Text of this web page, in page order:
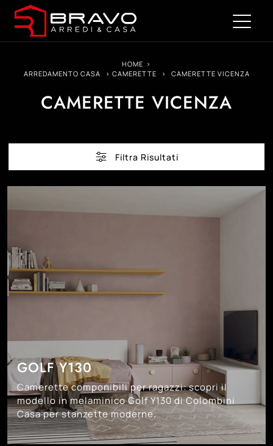
HOME >
ARREDAMENTO CASA
> CAMERETTE > CAMERETTE VICENZA
CAMERETTE VICENZA
Filtra Risultati
GOLF Y130
Camerette componibili per ragazzi: scopri il
modello in melaminico Golf Y130 di Colombini
Casa per stanzette moderne.